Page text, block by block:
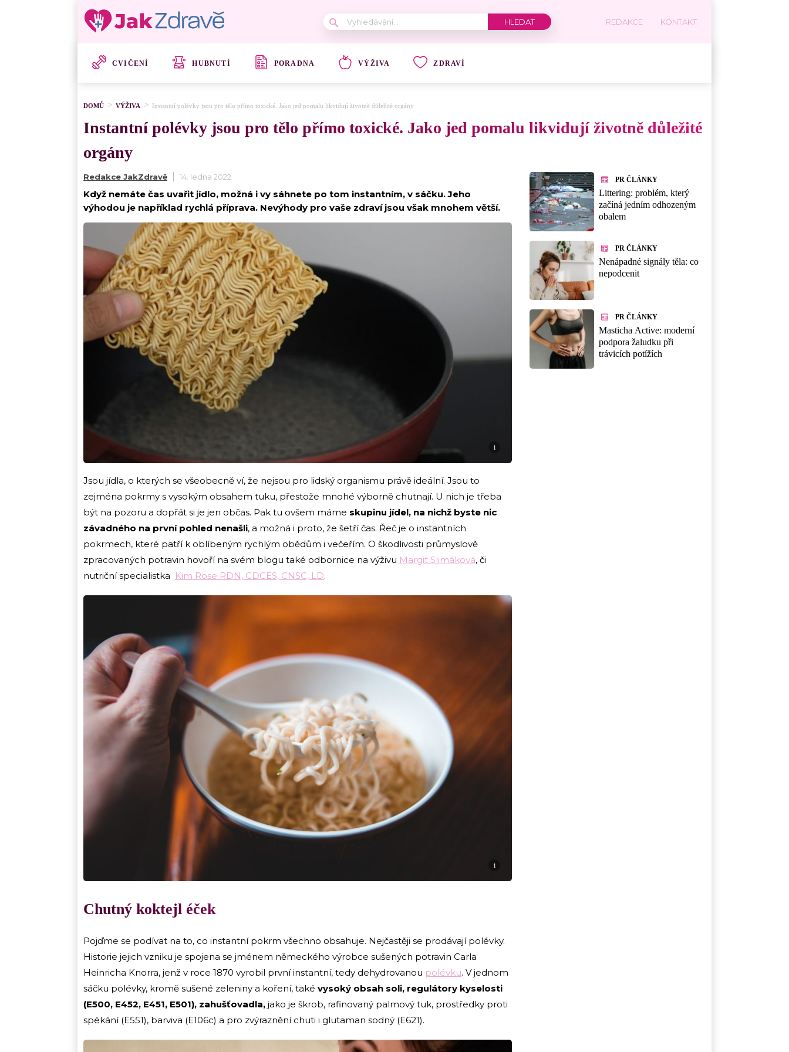
REDAKCE KONTAKT
CVIČENÍ HUBNUTÍ PORADNA VÝŽIVA ZDRAVÍ
DOMŮ VÝŽIVA Instantní polévky jsou pro tělo přímo toxické. Jako jed pomalu likvidují životně důležité orgány
Instantní polévky jsou pro tělo přímo toxické. Jako jed pomalu likvidují životně důležité
orgány
Redakce JakZdravě 14. ledna 2022
Když nemáte čas uvařit jídlo, možná i vy sáhnete po tom instantním, v sáčku. Jeho
výhodou je například rychlá příprava. Nevýhody pro vaše zdraví jsou však mnohem větší.
i
Jsou jídla, o kterých se všeobecně ví, že nejsou pro lidský organismu právě ideální. Jsou to
zejména pokrmy s vysokým obsahem tuku, přestože mnohé výborně chutnají. U nich je třeba
být na pozoru a dopřát si je jen občas. Pak tu ovšem máme skupinu jídel, na nichž byste nic
závadného na první pohled nenašli, a možná i proto, že šetří čas. Řeč je o instantních
pokrmech, které patří k oblíbeným rychlým obědům i večeřím. O škodlivosti průmyslově
zpracovaných potravin hovoří na svém blogu také odbornice na výživu Margit Slimáková, či
nutriční specialistka Kim Rose RDN, CDCES, CNSC, LD.
i
Chutný koktejl éček
Pojďme se podívat na to, co instantní pokrm všechno obsahuje. Nejčastěji se prodávají polévky.
Historie jejich vzniku je spojena se jménem německého výrobce sušených potravin Carla
Heinricha Knorra, jenž v roce 1870 vyrobil první instantní, tedy dehydrovanou polévku. V jednom
sáčku polévky, kromě sušené zeleniny a koření, také vysoký obsah soli, regulátory kyselosti
(E500, E452, E451, E501), zahušťovadla, jako je škrob, rafinovaný palmový tuk, prostředky proti
spékání (E551), barviva (E106c) a pro zvýraznění chuti i glutaman sodný (E621).
PR ČLÁNKY
Littering: problém, který
začíná jedním odhozeným
obalem
PR ČLÁNKY
Nenápadné signály těla: co
nepodcenit
PR ČLÁNKY
Masticha Active: moderní
podpora žaludku při
trávicích potížích